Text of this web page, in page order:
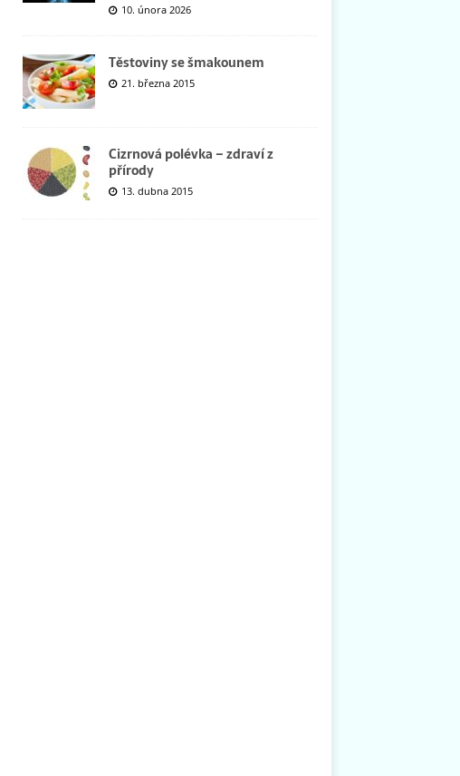
10. února 2026
Těstoviny se šmakounem
21. března 2015
Cizrnová polévka – zdraví z
přírody
13. dubna 2015